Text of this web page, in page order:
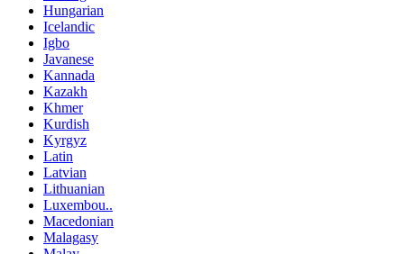
Hungarian
Icelandic
Igbo
Javanese
Kannada
Kazakh
Khmer
Kurdish
Kyrgyz
Latin
Latvian
Lithuanian
Luxembou..
Macedonian
Malagasy